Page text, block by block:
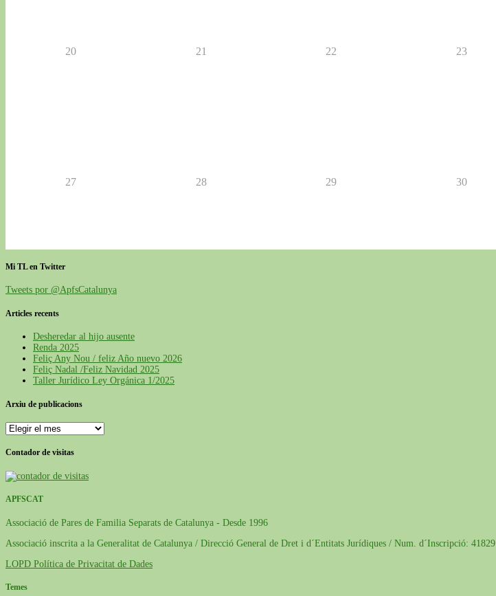
20 21 22 23
27 28 29 30
Mi TL en Twitter
Tweets por @ApfsCatalunya
Articles recents
Desheredar al hijo ausente
Renda 2025
Feliç Any Nou / feliz Año nuevo 2026
Feliç Nadal /Feliz Navidad 2025
Taller Jurídico Ley Orgánica 1/2025
Arxiu de publicacions
Arxiu
de
publicacions
Contador de visitas
APFSCAT
Associació de Pares de Familia Separats de Catalunya - Desde 1996
Associació inscrita a la Generalitat de Catalunya / Direcció General de Dret i d´Entitats Jurídiques / Num. d´Inscripció: 41829
LOPD Política de Privacitat de Dades
Temes